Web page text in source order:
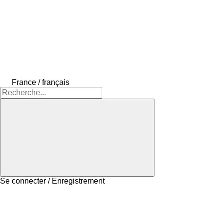
France / français
Se connecter / Enregistrement